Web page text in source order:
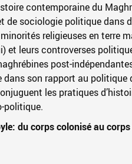
contemporaine du
de sociologie politique dans
religieuses en terre
et leurs controverses
post-
son rapport au politique
les pratiques
politique.
du corps colonisé au